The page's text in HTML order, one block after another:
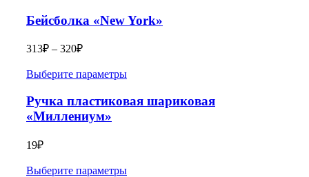
Бейсболка «New York»
313₽ – 320₽
Выберите параметры
Ручка пластиковая шариковая
«Миллениум»
19₽
Выберите параметры